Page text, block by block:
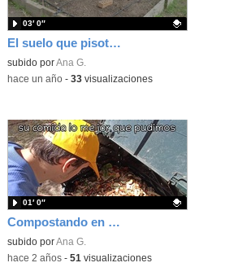
El suelo que pisoteamos (VIII Concurso Huertos Escolares)
Contenido educativo.
subido porAna G.
03′ 0″
-hace un año- 33visualizaciones
Compostando en el IES Isaac Newton curso 2023/24
Contenido educativo.
subido porAna G.
01′ 0″
-hace 2 años- 51 visualizaciones